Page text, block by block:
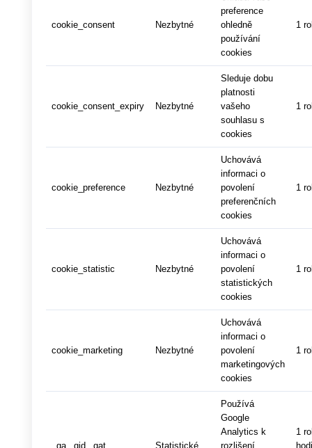
cookie_consent Nezbytné
preference
ohledně
používání
cookies
1
cookie_consent_expiry Nezbytné
Sleduje dobu
platnosti
vašeho
souhlasu s
cookies
1
cookie_preference Nezbytné
Uchovává
informaci o
povolení
preferenčních
cookies
1
cookie_statistic Nezbytné
Uchovává
informaci o
povolení
statistických
cookies
1
cookie_marketing Nezbytné
Uchovává
informaci o
povolení
marketingových
cookies
1
_ga,_gid,_gat Statistické
Používá
Google
Analytics k
rozlišení
1